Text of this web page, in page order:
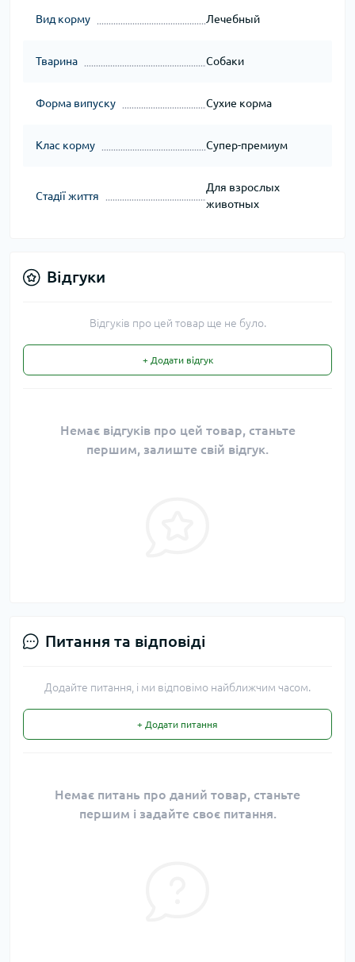
Вид корму Лечебный
Тварина Собаки
Форма випуску Сухие корма
Клас корму Супер-премиум
Стадії життя
Для взрослых
животных
Відгуки
Відгуків про цей товар ще не було.
+ Додати відгук
Немає відгуків про цей товар, станьте
першим, залиште свій відгук.
Питання та відповіді
Додайте питання, і ми відповімо найближчим часом.
+ Додати питання
Немає питань про даний товар, станьте
першим і задайте своє питання.